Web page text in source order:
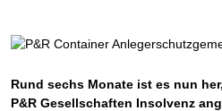
Rund sechs Monate ist es nun
P&R Gesellschaften Insolvenz